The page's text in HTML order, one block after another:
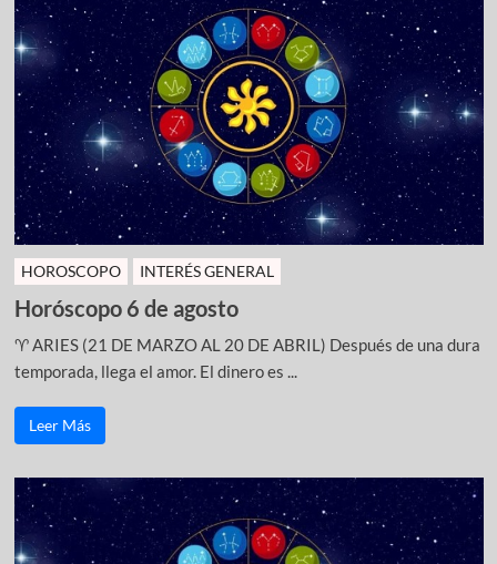
HOROSCOPO INTERÉS GENERAL
Horóscopo 6 de agosto
♈ ARIES (21 DE MARZO AL 20 DE ABRIL) Después de una dura
temporada, llega el amor. El dinero es ...
Leer Más